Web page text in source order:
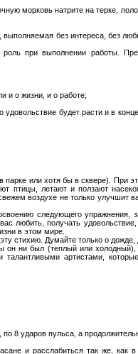
морковь натрите на терке,
выполняемая без интереса, без
при выполнении работы.
и о жизни, и о работе;
будет расти и в
или хотя бы в сквере). При
птицы, летают и ползают
воздухе не только улучшит
следующего упражнения,
любить, получать удовольствие,
в этом мире.
стихию. Думайте только о дожде,
он ни был (теплый или
артистами, которые
8 ударов пульса, а
и расслабиться так же, как